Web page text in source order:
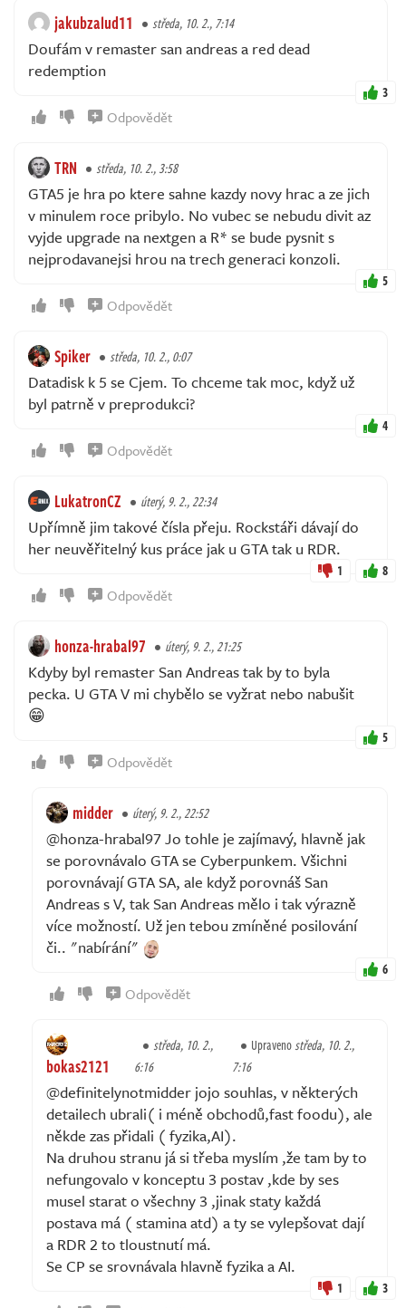
jakubzalud11 středa, 10. 2., 7:14
Doufám v remaster san andreas a red dead
redemption
3
Odpovědět
TRN středa, 10. 2., 3:58
GTA5 je hra po ktere sahne kazdy novy hrac a ze jich
v minulem roce pribylo. No vubec se nebudu divit az
vyjde upgrade na nextgen a R* se bude pysnit s
nejprodavanejsi hrou na trech generaci konzoli.
5
Odpovědět
Spiker středa, 10. 2., 0:07
Datadisk k 5 se Cjem. To chceme tak moc, když už
byl patrně v preprodukci?
4
Odpovědět
LukatronCZ úterý, 9. 2., 22:34
Upřímně jim takové čísla přeju. Rockstáři dávají do
her neuvěřitelný kus práce jak u GTA tak u RDR.
1 8
Odpovědět
honza-hrabal97 úterý, 9. 2., 21:25
Kdyby byl remaster San Andreas tak by to byla
pecka. U GTA V mi chybělo se vyžrat nebo nabušit
😁
5
Odpovědět
midder úterý, 9. 2., 22:52
@honza-hrabal97 Jo tohle je zajímavý, hlavně jak
se porovnávalo GTA se Cyberpunkem. Všichni
porovnávají GTA SA, ale když porovnáš San
Andreas s V, tak San Andreas mělo i tak výrazně
více možností. Už jen tebou zmíněné posilování
či.. "nabírání"
6
Odpovědět
bokas2121
středa, 10. 2.,
6:16
Upravenostředa, 10. 2.,
7:16
@definitelynotmidder jojo souhlas, v některých
detailech ubrali( i méně obchodů,fast foodu), ale
někde zas přidali ( fyzika,AI).
Na druhou stranu já si třeba myslím ,že tam by to
nefungovalo v konceptu 3 postav ,kde by ses
musel starat o všechny 3 ,jinak staty každá
postava má ( stamina atd) a ty se vylepšovat dají
a RDR 2 to tloustnutí má.
Se CP se srovnávala hlavně fyzika a AI.
1 3